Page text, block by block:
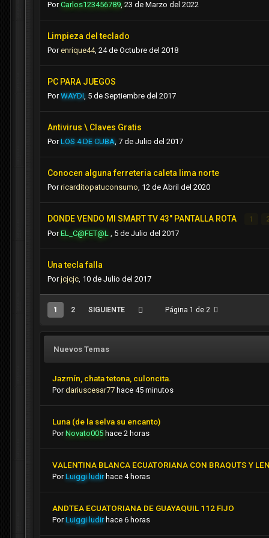
PorCarlos123456789, 23 de Marzo del 2022
Limpieza del teclado
Porenrique44, 24 de Octubre del 2018
PC PARA JUEGOS
PorWAYDI, 5 de Septiembre del 2017
Antivirus \ Claves Gratis
PorLOS 4 DE CUBA, 7 de Julio del 2017
Conocen alguna ferreteria caleta lima norte
Porricarditopatuconsumo, 12 de Abril del 2020
DONDE VENDO MI SMART TV 43" PANTALLA ROTA 1
PorEL_C@FET@L , 5 de Julio del 2017
Una tecla falla
Porjcjcjc, 10 de Julio del 2017
1 2 SIGUIENTE Página 1 de 2
Nuevos Temas
Jazmín, chata tetona, culoncita.
Pordariuscesar77 hace 45 minutos
Luna (de la selva su encanto)
PorNovato005 hace 2 horas
VALENTINA BLANCA ECUATORIANA CON BRAQUTS Y
PorLuiggi ludir hace 4 horas
ANDTEA ECUATORIANA DE GUAYAQUIL 112 FIJO
PorLuiggi ludir hace 6 horas